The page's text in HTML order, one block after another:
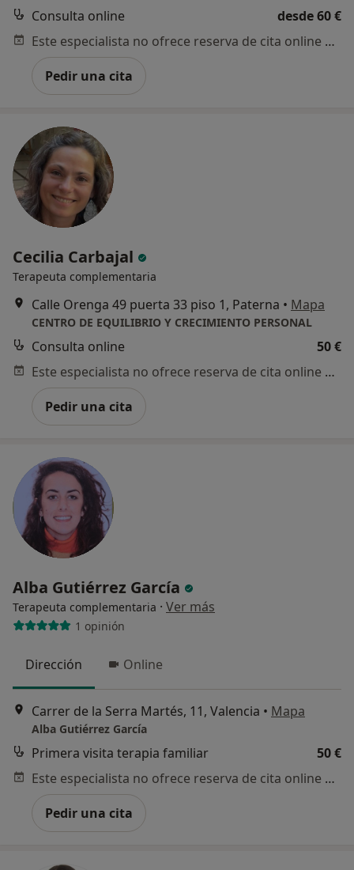
Consulta online
desde 60 €
Este especialista no ofrece reserva de cita online en esta dirección.
Pedir una cita
Cecilia Carbajal
Terapeuta complementaria
Calle Orenga 49 puerta 33 piso 1, Paterna • Mapa
CENTRO DE EQUILIBRIO Y CRECIMIENTO PERSONAL
Consulta online
50 €
Este especialista no ofrece reserva de cita online en esta dirección.
Pedir una cita
Alba Gutiérrez García
Terapeuta complementaria · Ver más
1 opinión
Dirección Online
Carrer de la Serra Martés, 11, Valencia • Mapa
Alba Gutiérrez García
Primera visita terapia familiar
50 €
Este especialista no ofrece reserva de cita online en esta dirección.
Pedir una cita